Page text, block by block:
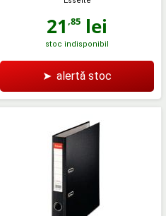
21 ,85 lei
stoc indisponibil
➤ alertă stoc